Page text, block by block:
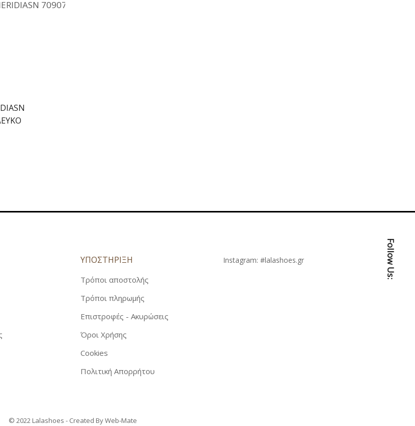
ΥΠΟΣΤΗΡΙΞΗ
Τρόποι αποστολής
Τρόποι πληρωμής
Επιστροφές - Ακυρώσεις
Όροι Χρήσης
Cookies
Πολιτική Απορρήτου
Instagram: #lalashoes.gr
© 2022 Lalashoes - Created ByWeb-Mate
Follow Us: